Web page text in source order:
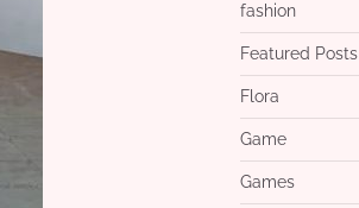
fashion
Featured Posts
Flora
Game
Games